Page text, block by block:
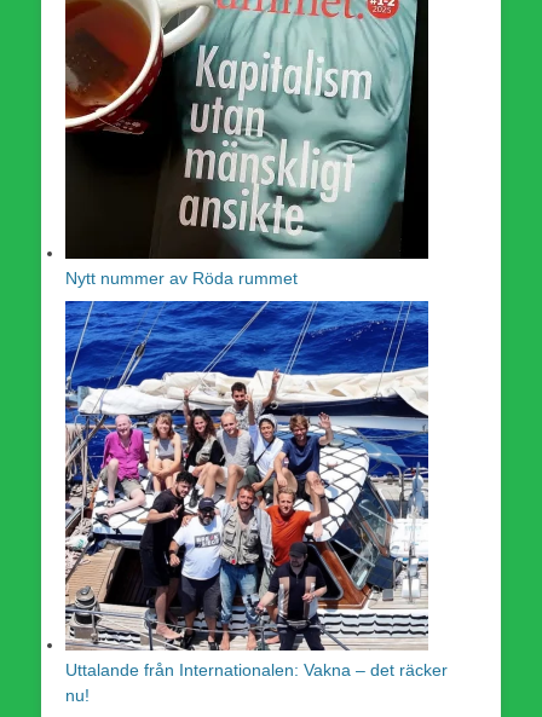
Nytt nummer av Röda rummet
Uttalande från Internationalen: Vakna – det räcker
nu!